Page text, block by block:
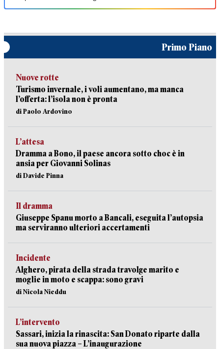
Primo Piano
Nuove rotte
Turismo invernale, i voli aumentano, ma manca
l’offerta: l’isola non è pronta
di Paolo Ardovino
L’attesa
Dramma a Bono, il paese ancora sotto choc è in
ansia per Giovanni Solinas
di Davide Pinna
Il dramma
Giuseppe Spanu morto a Bancali, eseguita l’autopsia
ma serviranno ulteriori accertamenti
Incidente
Alghero, pirata della strada travolge marito e
moglie in moto e scappa: sono gravi
di Nicola Nieddu
L’intervento
Sassari, inizia la rinascita: San Donato riparte dalla
sua nuova piazza – L’inaugurazione